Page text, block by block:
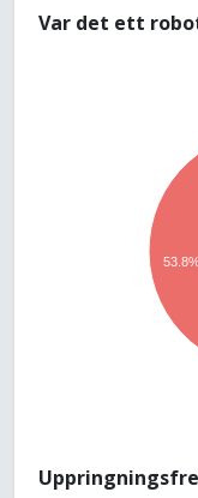
Var det ett